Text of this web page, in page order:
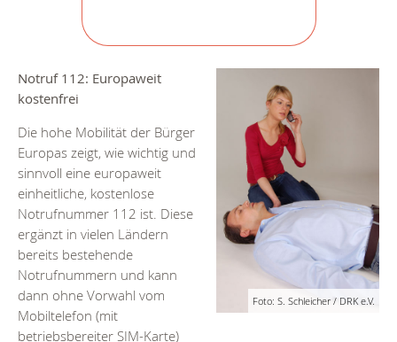
Foto: S. Schleicher / DRK e.V.
Notruf 112: Europaweit
kostenfrei
Die hohe Mobilität der Bürger
Europas zeigt, wie wichtig und
sinnvoll eine europaweit
einheitliche, kostenlose
Notrufnummer 112 ist. Diese
ergänzt in vielen Ländern
bereits bestehende
Notrufnummern und kann
dann ohne Vorwahl vom
Mobiltelefon (mit
betriebsbereiter SIM-Karte)